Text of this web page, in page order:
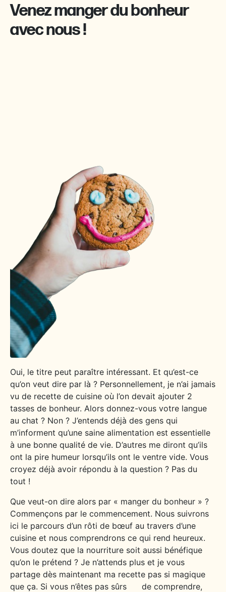
Venez manger du bonheur
avec nous !
Oui, le titre peut paraître intéressant. Et qu’est-ce
qu’on veut dire par là ? Personnellement, je n’ai jamais
vu de recette de cuisine où l’on devait ajouter 2
tasses de bonheur. Alors donnez-vous votre langue
au chat ? Non ? J’entends déjà des gens qui
m’informent qu’une saine alimentation est essentielle
à une bonne qualité de vie. D’autres me diront qu’ils
ont la pire humeur lorsqu’ils ont le ventre vide. Vous
croyez déjà avoir répondu à la question ? Pas du
tout !
Que veut-on dire alors par « manger du bonheur » ?
Commençons par le commencement. Nous suivrons
ici le parcours d’un rôti de bœuf au travers d’une
cuisine et nous comprendrons ce qui rend heureux.
Vous doutez que la nourriture soit aussi bénéfique
qu’on le prétend ? Je n’attends plus et je vous
partage dès maintenant ma recette pas si magique
que ça. Si vous n’êtes pas sûrs de comprendre,